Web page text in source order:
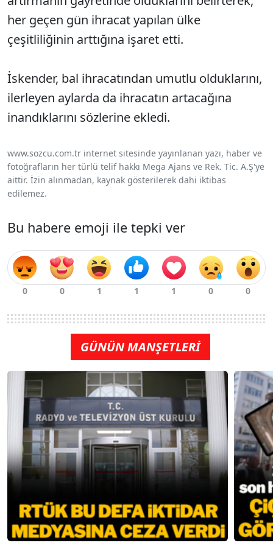
her geçen gün ihracat yapılan ülke
çeşitliliğinin arttığına işaret etti.
İskender, bal ihracatından umutlu olduklarını,
ilerleyen aylarda da ihracatın artacağına
inandıklarını sözlerine ekledi.
www.sozcu.com.tr internet sitesinde yayınlanan yazı, haber ve
fotoğrafların her türlü telif hakkı Mega Ajans ve Rek. Tic. A.Ş'ye
aittir. İzin alınmadan, kaynak gösterilerek dahi iktibas
edilemez.
Bu habere emoji ile tepki ver
GÜNÜN MANŞETLERİ